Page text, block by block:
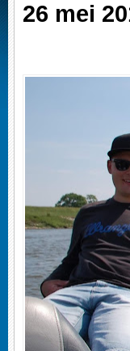
26 mei